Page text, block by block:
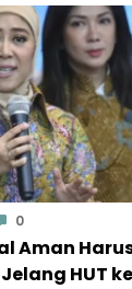
0
Aman
HUT